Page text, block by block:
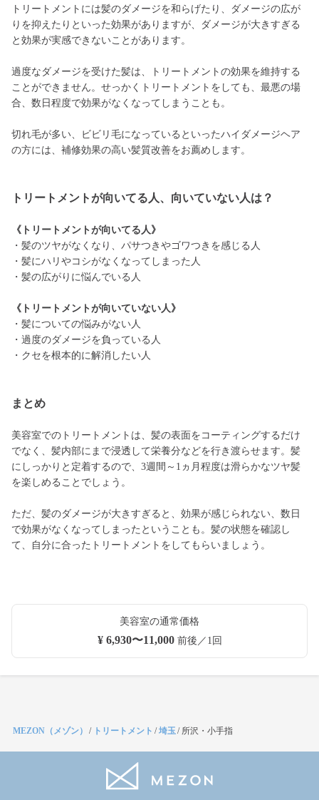
トリートメントには髪のダメージを和らげたり、ダメージの広が
りを抑えたりといった効果がありますが、ダメージが大きすぎる
と効果が実感できないことがあります。
過度なダメージを受けた髪は、トリートメントの効果を維持する
ことができません。せっかくトリートメントをしても、最悪の場
合、数日程度で効果がなくなってしまうことも。
切れ毛が多い、ビビリ毛になっているといったハイダメージヘア
の方には、補修効果の高い髪質改善をお薦めします。
トリートメントが向いてる人、向いていない人は？
《トリートメントが向いてる人》
・髪のツヤがなくなり、パサつきやゴワつきを感じる人
・髪にハリやコシがなくなってしまった人
・髪の広がりに悩んでいる人
《トリートメントが向いていない人》
・髪についての悩みがない人
・過度のダメージを負っている人
・クセを根本的に解消したい人
まとめ
美容室でのトリートメントは、髪の表面をコーティングするだけ
でなく、髪内部にまで浸透して栄養分などを行き渡らせます。髪
にしっかりと定着するので、3週間～1ヵ月程度は滑らかなツヤ髪
を楽しめることでしょう。
ただ、髪のダメージが大きすぎると、効果が感じられない、数日
で効果がなくなってしまったということも。髪の状態を確認し
て、自分に合ったトリートメントをしてもらいましょう。
美容室の通常価格
¥ 6,930〜11,000前後／1回
MEZON（メゾン） / トリートメント /埼玉/ 所沢・小手指